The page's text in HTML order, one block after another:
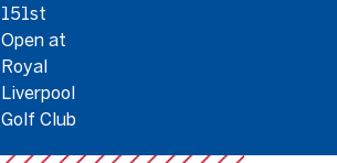
151st
Open at
Royal
Liverpool
Golf Club